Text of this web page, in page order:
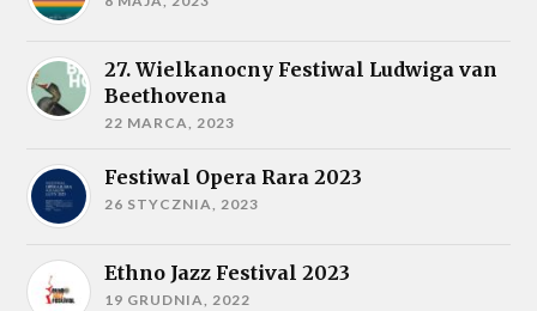
27. Wielkanocny Festiwal Ludwiga van
Beethovena
22 MARCA, 2023
Festiwal Opera Rara 2023
26 STYCZNIA, 2023
Ethno Jazz Festival 2023
19 GRUDNIA, 2022